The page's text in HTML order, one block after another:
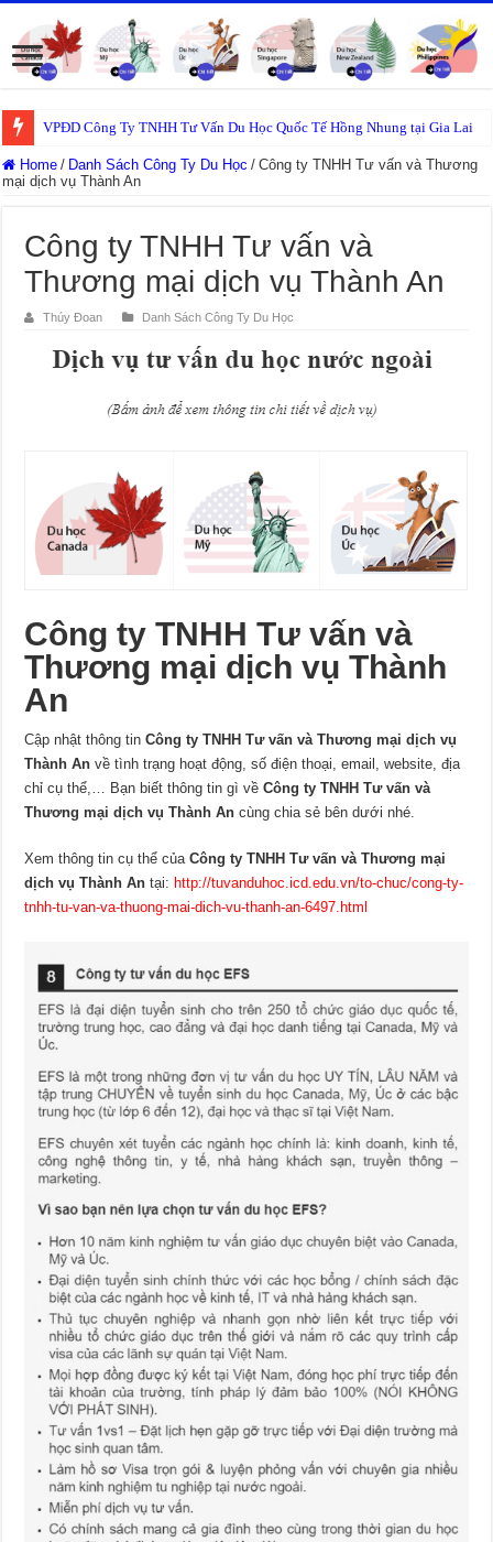
VPĐD Công Ty TNHH Tư Vấn Du Học Quốc Tế Hồng Nhung tại Gia Lai
Home / Danh Sách Công Ty Du Học / Công ty TNHH Tư vấn và Thương
mại dịch vụ Thành An
Công ty TNHH Tư vấn và
Thương mại dịch vụ Thành An
Thúy Đoan Danh Sách Công Ty Du Học
Công ty TNHH Tư vấn và
Thương mại dịch vụ Thành
An
Cập nhật thông tinCông ty TNHH Tư vấn và Thương mại dịch vụ
Thành An về tình trạng hoạt động, số điện thoại, email, website, địa
chỉ cụ thể,… Bạn biết thông tin gì vềCông ty TNHH Tư vấn và
Thương mại dịch vụ Thành An cùng chia sẻ bên dưới nhé.
Xem thông tin cụ thể củaCông ty TNHH Tư vấn và Thương mại
dịch vụ Thành An tại: http://tuvanduhoc.icd.edu.vn/to-chuc/cong-ty-
tnhh-tu-van-va-thuong-mai-dich-vu-thanh-an-6497.html